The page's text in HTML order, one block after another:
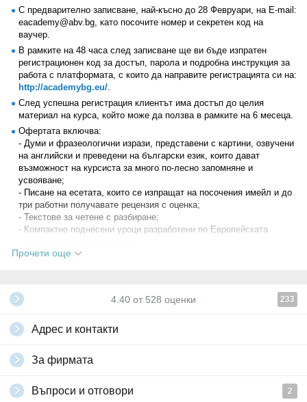
• Компактно поднесени уроци разработени по Европейската езикова
рамка за всяко ниво;
• Тестове с граматични упражнения и граматични уроци;
• 24 часов достъп - 7 дни в седмицата;
• Скала за проследяване на напредъка на всеки курсист.
С предварително записване, най-късно до 28 Февруари, на E-mail:
eacademy@abv.bg, като посочите номер и секретен код на
ваучер.
В рамките на 48 часа след записване ще ви бъде изпратен
регистрационен код за достъп, парола и подробна инструкция за
работа с платформата, с които да направите регистрацията си на:
http://academybg.eu/.
След успешна регистрация клиентът има достъп до целия
материал на курса, който може да ползва в рамките на 6 месеца.
Офертата включва:
- Думи и фразеологични изрази, представени с картини, озвучени
на английски и преведени на български език, които дават
възможност на курсиста за много по-лесно запомняне и
усвояване;
- Писане на есетата, които се изпращат на посочения имейл и до
три работни получавате рецензия с оценка;
- Текстове за четене с разбиране;
- Компактно поднесени уроци разработени по Европейската
- Тестове с граматични упражнения и граматични уроци;
Обучението развива по еднакъв начин четирите основни
компонента при изучаването на чужд език - слушане, четене,
В рамките на предоставения достъп, вие можете (и е желателно)
необходимо. Желателно е да слушате новите думи и фрази
помогне да затвърдите и усъвършенствате знанията си и разбира
се, да осигурите максимална полза.
Прочети още
4.40 от 528 оценки 233
Адрес и контакти
За фирмата
Въпроси и отговори 2